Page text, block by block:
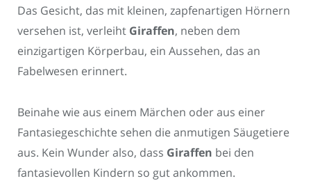
Das Gesicht, das mit kleinen, zapfenartigen Hörnern
versehen ist, verleiht Giraffen, neben dem
einzigartigen Körperbau, ein Aussehen, das an
Fabelwesen erinnert.
Beinahe wie aus einem Märchen oder aus einer
Fantasiegeschichte sehen die anmutigen Säugetiere
aus. Kein Wunder also, dass Giraffen bei den
fantasievollen Kindern so gut ankommen.